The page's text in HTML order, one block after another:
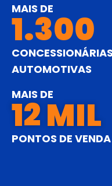
MAIS DE
1.300
CONCESSIONÁRIAS
AUTOMOTIVAS
MAIS DE
12 MIL
PONTOS DE